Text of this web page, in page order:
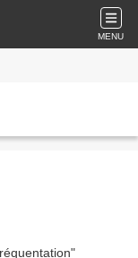
MENU